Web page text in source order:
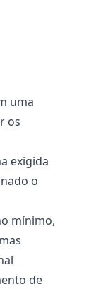
uma
os
exigida
o
mínimo,
de